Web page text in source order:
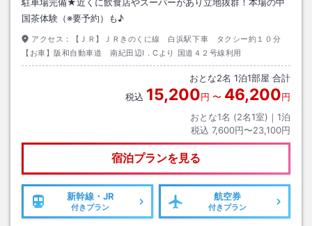
駐車場完備★近くに飲食店やスーパーがあり立地抜群！本場の中
国茶体験（※要予約）も♪
アクセス：
【ＪＲ】ＪＲきのくに線 白浜駅下車 タクシー約１０分
【お車】阪和自動車道 南紀田辺I．Cより 国道４２号線利用
おとな2名 1泊1部屋 合計
税込 15,200円 〜 46,200円
おとな1名 (2名1室)｜ 1泊
税込 7,600円〜23,100円
宿泊プランを見る
新幹線・JR
付きプラン
航空券
付きプラン